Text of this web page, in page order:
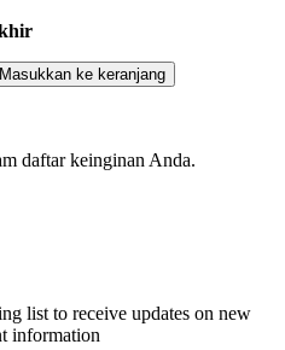
Masukkan ke keranjang
daftar keinginan Anda.
list to receive updates on new
information